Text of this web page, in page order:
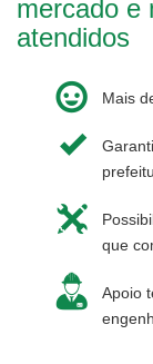
mercado e
atendidos
Mais
que
Apoio